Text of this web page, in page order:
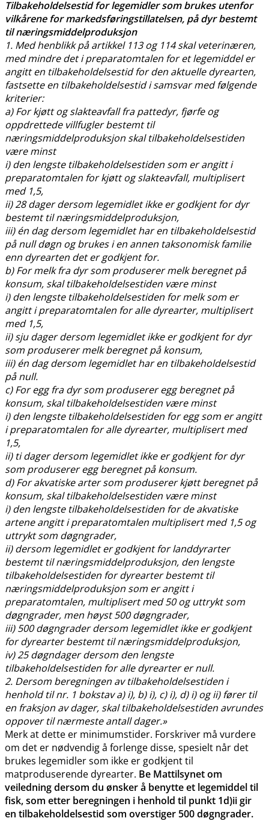
Tilbakeholdelsestid for legemidler som brukes utenfor
vilkårene for markedsføringstillatelsen, på dyr bestemt
til næringsmiddelproduksjon
1. Med henblikk på artikkel 113 og 114 skal veterinæren,
med mindre det i preparatomtalen for et legemiddel er
angitt en tilbakeholdelsestid for den aktuelle dyrearten,
fastsette en tilbakeholdelsestid i samsvar med følgende
kriterier:
a) For kjøtt og slakteavfall fra pattedyr, fjørfe og
oppdrettede villfugler bestemt til
næringsmiddelproduksjon skal tilbakeholdelsestiden
være minst
i) den lengste tilbakeholdelsestiden som er angitt i
preparatomtalen for kjøtt og slakteavfall, multiplisert
med 1,5,
ii) 28 dager dersom legemidlet ikke er godkjent for dyr
bestemt til næringsmiddelproduksjon,
iii) én dag dersom legemidlet har en tilbakeholdelsestid
på null døgn og brukes i en annen taksonomisk familie
enn dyrearten det er godkjent for.
b) For melk fra dyr som produserer melk beregnet på
konsum, skal tilbakeholdelsestiden være minst
i) den lengste tilbakeholdelsestiden for melk som er
angitt i preparatomtalen for alle dyrearter, multiplisert
med 1,5,
ii) sju dager dersom legemidlet ikke er godkjent for dyr
som produserer melk beregnet på konsum,
iii) én dag dersom legemidlet har en tilbakeholdelsestid
på null.
c) For egg fra dyr som produserer egg beregnet på
konsum, skal tilbakeholdelsestiden være minst
i) den lengste tilbakeholdelsestiden for egg som er angitt
i preparatomtalen for alle dyrearter, multiplisert med
1,5,
ii) ti dager dersom legemidlet ikke er godkjent for dyr
som produserer egg beregnet på konsum.
d) For akvatiske arter som produserer kjøtt beregnet på
konsum, skal tilbakeholdelsestiden være minst
i) den lengste tilbakeholdelsestiden for de akvatiske
artene angitt i preparatomtalen multiplisert med 1,5 og
uttrykt som døgngrader,
ii) dersom legemidlet er godkjent for landdyrarter
bestemt til næringsmiddelproduksjon, den lengste
tilbakeholdelsestiden for dyrearter bestemt til
næringsmiddelproduksjon som er angitt i
preparatomtalen, multiplisert med 50 og uttrykt som
døgngrader, men høyst 500 døgngrader,
iii) 500 døgngrader dersom legemidlet ikke er godkjent
for dyrearter bestemt til næringsmiddelproduksjon,
iv) 25 døgndager dersom den lengste
tilbakeholdelsestiden for alle dyrearter er null.
2. Dersom beregningen av tilbakeholdelsestiden i
henhold til nr. 1 bokstav a) i), b) i), c) i), d) i) og ii) fører til
en fraksjon av dager, skal tilbakeholdelsestiden avrundes
oppover til nærmeste antall dager.»
Merk at dette er minimumstider. Forskriver må vurdere
om det er nødvendig å forlenge disse, spesielt når det
brukes legemidler som ikke er godkjent til
matproduserende dyrearter. Be Mattilsynet om
veiledning dersom du ønsker å benytte et legemiddel til
fisk, som etter beregningen i henhold til punkt 1d)ii gir
en tilbakeholdelsestid som overstiger 500 døgngrader.